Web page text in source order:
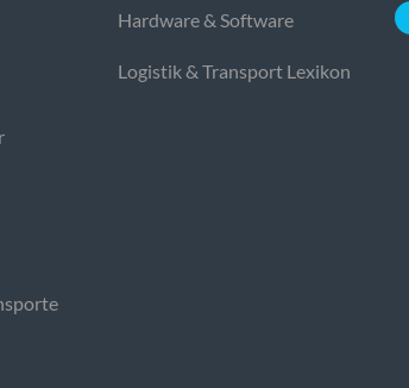
Hardware & Software
Logistik & Transport Lexikon